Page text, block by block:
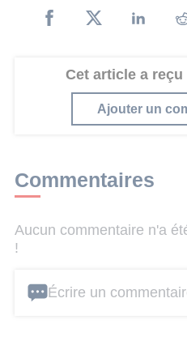
Cet article a
Ajouter un
Commentaires
Aucun commentaire n'a
!
Écrire un